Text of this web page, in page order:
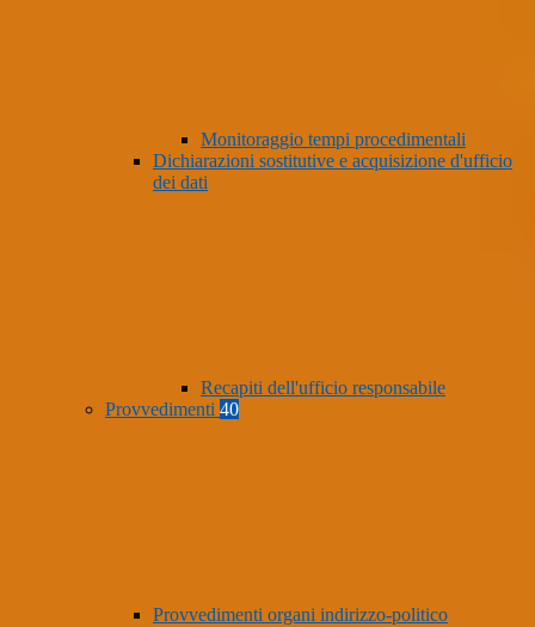
Monitoraggio tempi procedimentali
Dichiarazioni sostitutive e acquisizione d'ufficio
dei dati
Recapiti dell'ufficio responsabile
Provvedimenti 40
Provvedimenti organi indirizzo-politico